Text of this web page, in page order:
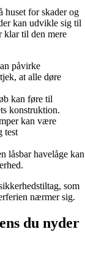
huset for skader og
kan udvikle sig til
klar til den mere
påvirke
at alle døre
kan føre til
konstruktion.
kan være
test
låsbar havelåge kan
som
nærmer sig.
du nyder